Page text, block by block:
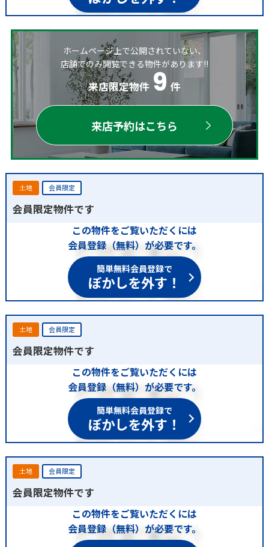
ホームページ上で公開されていない、
店舗でのみ閲覧できる物件があります!!
来店限定物件 9 件
来店予約はこちら
土地 会員限定
会員限定物件です
この物件をご覧いただくには
会員登録（無料）が必要です。
簡単無料会員登録で
ぼかしを外す！
土地 会員限定
会員限定物件です
この物件をご覧いただくには
会員登録（無料）が必要です。
簡単無料会員登録で
ぼかしを外す！
土地 会員限定
会員限定物件です
この物件をご覧いただくには
会員登録（無料）が必要です。